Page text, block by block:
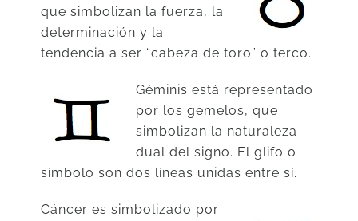
que simbolizan la fuerza, la
determinación y la
tendencia a ser “cabeza de toro” o terco.
Géminis está representado
por los gemelos, que
simbolizan la naturaleza
dual del signo. El glifo o
símbolo son dos líneas unidas entre sí.
Cáncer es simbolizado por